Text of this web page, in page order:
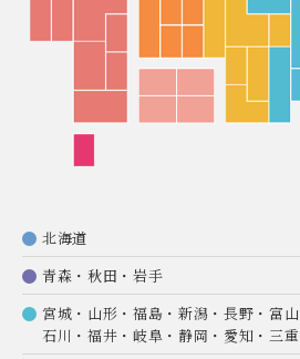
北海道
青森・秋田・岩手
宮城・山形・福島・新潟・長野・富山
石川・福井・岐阜・静岡・愛知・三重